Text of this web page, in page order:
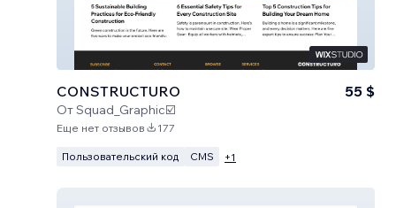
CONSTRUCTURO
ОтSquad_Graphic☑️
55 $
Еще нет отзывов 177
Пользовательский код CMS +1